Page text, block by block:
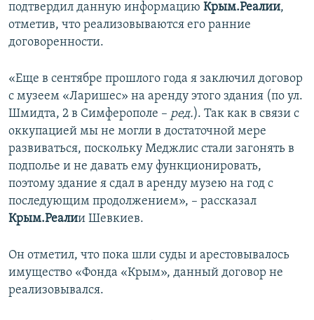
подтвердил данную информацию Крым.Реалии,
отметив, что реализовываются его ранние
договоренности.
«Еще в сентябре прошлого года я заключил договор
с музеем «Ларишес» на аренду этого здания (по ул.
Шмидта, 2 в Симферополе – ред.). Так как в связи с
оккупацией мы не могли в достаточной мере
развиваться, поскольку Меджлис стали загонять в
подполье и не давать ему функционировать,
поэтому здание я сдал в аренду музею на год с
последующим продолжением», – рассказал
Крым.Реалии Шевкиев.
Он отметил, что пока шли суды и арестовывалось
имущество «Фонда «Крым», данный договор не
реализовывался.